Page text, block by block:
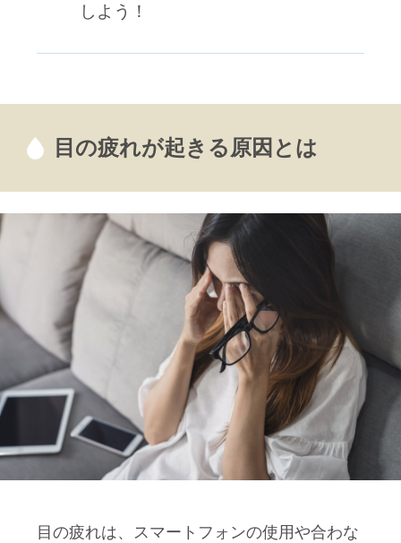
しよう！
目の疲れが起きる原因とは
目の疲れは、スマートフォンの使用や合わな